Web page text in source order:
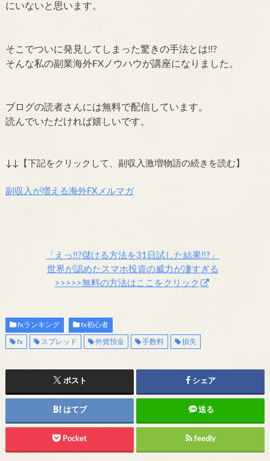
にいないと思います。
そこでついに発見してしまった驚きの手法とは!!?
そんな私の副業海外FXノウハウが講座になりました。
ブログの読者さんには無料で配信しています。
読んでいただければ嬉しいです。
↓↓【下記をクリックして、副収入激増物語の続きを読む】
副収入が増える海外FXメルマガ
「えっ!!?儲ける方法を31日試した結果!!?」
世界が認めたスマホ投資の威力が凄すぎる
>>>>>無料の方法はここをクリック
fxランキング fx初心者
fx スプレッド 外貨預金 手数料 損失
ポスト シェア
はてブ 送る
Pocket feedly